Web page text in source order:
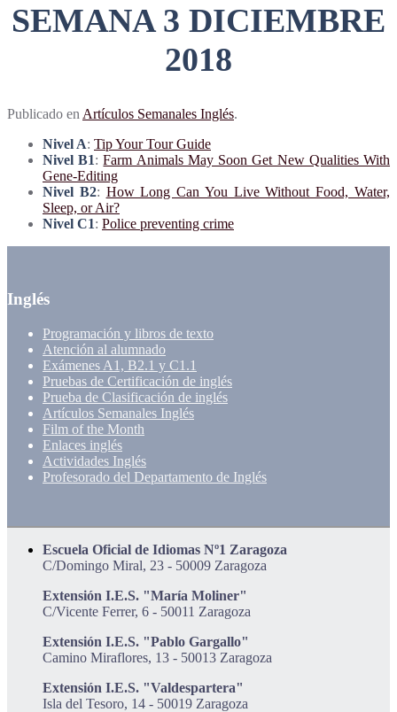
SEMANA 3 DICIEMBRE
2018
Publicado en Artículos Semanales Inglés.
Nivel A: Tip Your Tour Guide
Nivel B1:Farm Animals May Soon Get New Qualities With
Gene-Editing
Nivel B2: How Long Can You Live Without Food, Water,
Sleep, or Air?
Nivel C1: Police preventing crime
Inglés
Programación y libros de texto
Atención al alumnado
Exámenes A1, B2.1 y C1.1
Pruebas de Certificación de inglés
Prueba de Clasificación de inglés
Artículos Semanales Inglés
Film of the Month
Enlaces inglés
Actividades Inglés
Profesorado del Departamento de Inglés
Escuela Oficial de Idiomas Nº1 Zaragoza
C/Domingo Miral, 23 - 50009 Zaragoza
Extensión I.E.S. "María Moliner"
C/Vicente Ferrer, 6 - 50011 Zaragoza
Extensión I.E.S. "Pablo Gargallo"
Camino Miraflores, 13 - 50013 Zaragoza
Extensión I.E.S. "Valdespartera"
Isla del Tesoro, 14 - 50019 Zaragoza